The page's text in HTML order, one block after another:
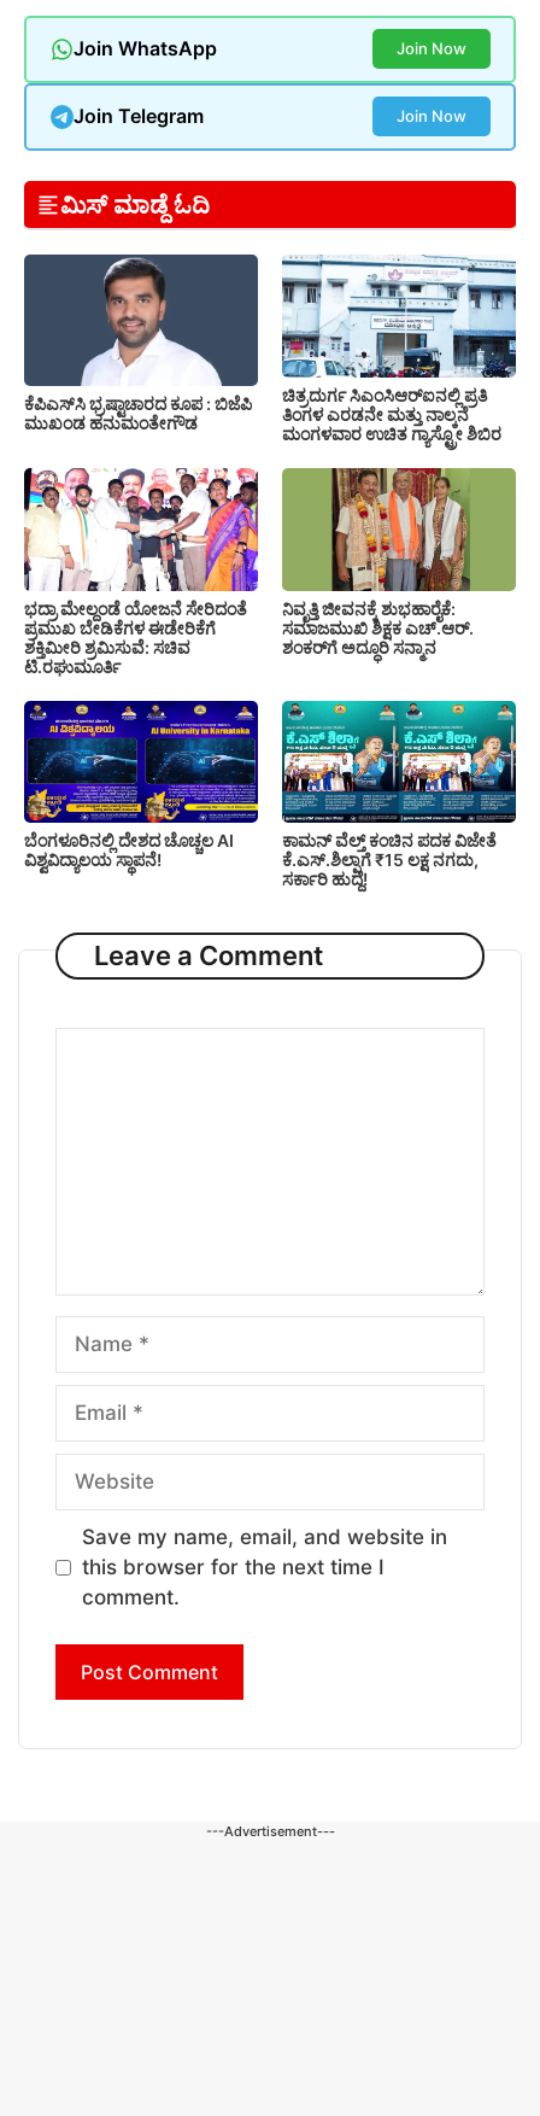
Join WhatsApp Join Now
Join Telegram Join Now
ಮಿಸ್ ಮಾಡ್ದೆ ಓದಿ
ಕೆಪಿಎಸ್‍ಸಿ ಭ್ರಷ್ಟಾಚಾರದ ಕೂಪ : ಬಿಜೆಪಿ
ಮುಖಂಡ ಹನುಮಂತೇಗೌಡ
ಚಿತ್ರದುರ್ಗ ಸಿಎಂಸಿಆರ್‍ಐನಲ್ಲಿ ಪ್ರತಿ
ತಿಂಗಳ ಎರಡನೇ ಮತ್ತು ನಾಲ್ಕನೆ
ಮಂಗಳವಾರ ಉಚಿತ ಗ್ಯಾಸ್ಟ್ರೋ ಶಿಬಿರ
ಭದ್ರಾ ಮೇಲ್ದಂಡೆ ಯೋಜನೆ ಸೇರಿದಂತೆ
ಪ್ರಮುಖ ಬೇಡಿಕೆಗಳ ಈಡೇರಿಕೆಗೆ
ಶಕ್ತಿಮೀರಿ ಶ್ರಮಿಸುವೆ: ಸಚಿವ
ಟಿ.ರಘುಮೂರ್ತಿ
ನಿವೃತ್ತಿ ಜೀವನಕ್ಕೆ ಶುಭಹಾರೈಕೆ:
ಸಮಾಜಮುಖಿ ಶಿಕ್ಷಕ ಎಚ್.ಆರ್.
ಶಂಕರ್‌ಗೆ ಅದ್ಧೂರಿ ಸನ್ಮಾನ
ಬೆಂಗಳೂರಿನಲ್ಲಿ ದೇಶದ ಚೊಚ್ಚಲ AI
ವಿಶ್ವವಿದ್ಯಾಲಯ ಸ್ಥಾಪನೆ!
ಕಾಮನ್ ವೆಲ್ತ್ ಕಂಚಿನ ಪದಕ ವಿಜೇತೆ
ಕೆ.ಎಸ್.ಶಿಲ್ಪಾಗೆ ₹15 ಲಕ್ಷ ನಗದು,
ಸರ್ಕಾರಿ ಹುದ್ದೆ!
Leave a Comment
Name
Email
Website
Save my name, email, and website in
this browser for the next time I
comment.
---Advertisement---